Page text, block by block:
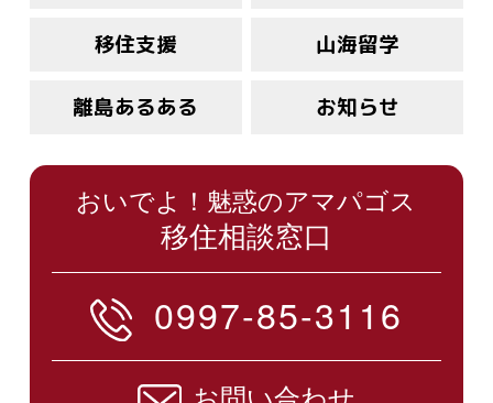
移住支援 山海留学
離島あるある お知らせ
おいでよ！魅惑のアマパゴス
移住相談窓口
0997-85-3116